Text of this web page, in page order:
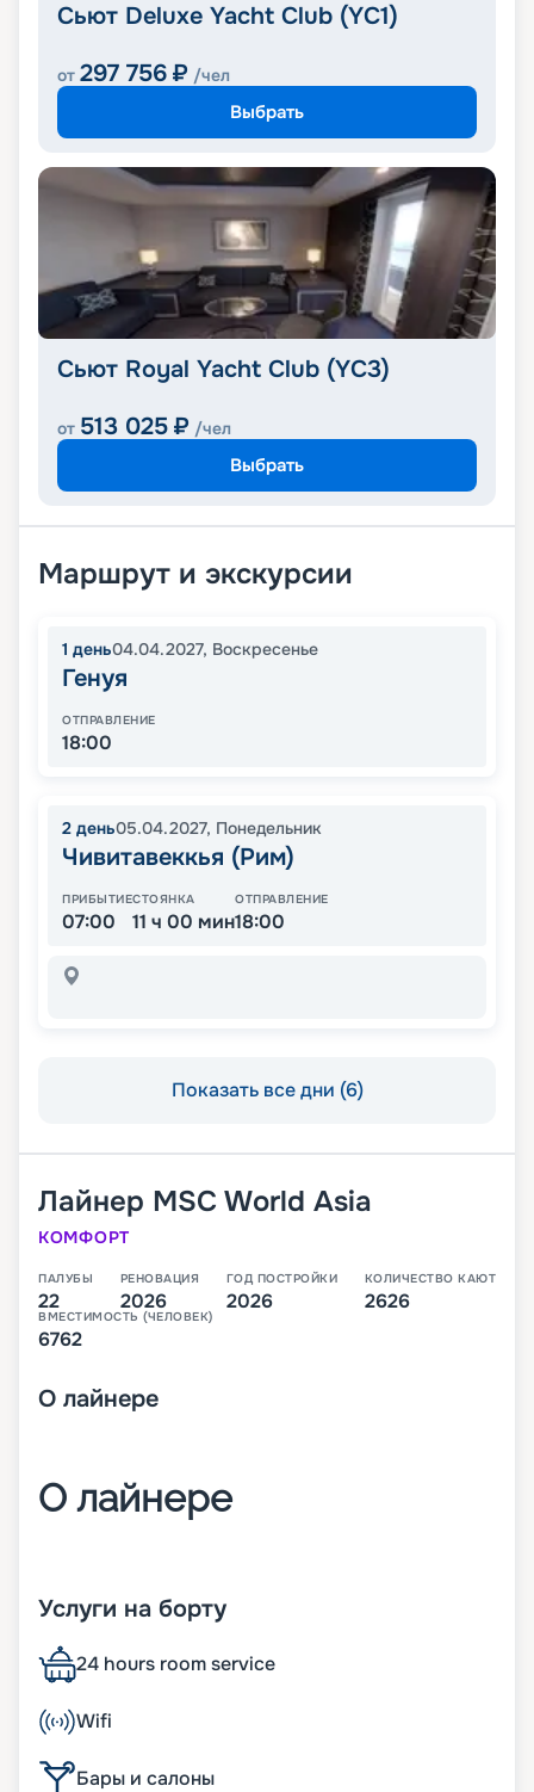
Сьют Deluxe Yacht Club (YC1)
от 297 756 ₽ /чел
Выбрать
Сьют Royal Yacht Club (YC3)
от 513 025 ₽ /чел
Выбрать
Маршрут и экскурсии
1 день04.04.2027, Воскресенье
Генуя
ОТПРАВЛЕНИЕ
18:00
2 день05.04.2027, Понедельник
Чивитавеккья (Рим)
ПРИБЫТИЕ
07:00
СТОЯНКА
11 ч 00 мин
ОТПРАВЛЕНИЕ
18:00
Показать все дни (6)
Лайнер MSC World Asia
КОМФОРТ
ПАЛУБЫ
22
РЕНОВАЦИЯ
2026
ГОД ПОСТРОЙКИ
2026
КОЛИЧЕСТВО КАЮТ
2626
ВМЕСТИМОСТЬ (ЧЕЛОВЕК)
6762
О лайнере
О лайнере
который будет спущен на воду в 2026 году. В
своем первом сезоне он будет выполнять круизы
по Средиземноморью.
На лайнере будет целые 22 палубы, с каютами,
ресторанами, барами и большим количеством
размещений.
MSC World Asia станет четвертым лайнером
флота MSC, работающим на сжиженном газе. На
новом судне также будут установлены системы
Услуги на борту
24 hours room service
Wifi
Бары и салоны